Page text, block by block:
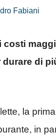
Fabiani
costi
di
la
in